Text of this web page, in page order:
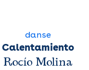
danse
Calentamiento
Rocío Molina